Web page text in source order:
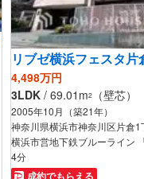
リブゼ横浜フェスタ片
4,498万円
3LDK / 69.01m2 （壁芯）
2005年10月（築21年）
神奈川県横浜市神奈川区片倉1
横浜市営地下鉄ブルーライン
4分
成約でもらえる